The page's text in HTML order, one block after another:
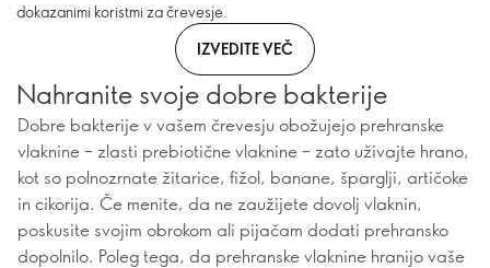
dokazanimi koristmi za črevesje.
IZVEDITE VEČ
Nahranite svoje dobre bakterije
Dobre bakterije v vašem črevesju obožujejo prehranske
vlaknine – zlasti prebiotične vlaknine – zato uživajte hrano,
kot so polnozrnate žitarice, fižol, banane, šparglji, artičoke
in cikorija. Če menite, da ne zaužijete dovolj vlaknin,
poskusite svojim obrokom ali pijačam dodati prehransko
dopolnilo. Poleg tega, da prehranske vlaknine hranijo vaše